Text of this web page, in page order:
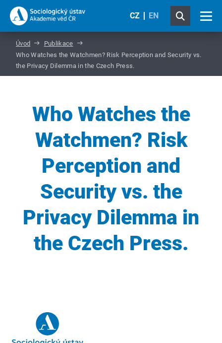
CZ EN
Úvod
Publikace
Who Watches the Watchmen? Risk Perception and Security vs.
the Privacy Dilemma in the Czech Press.
Who Watches the
Watchmen? Risk
Perception and
Security vs. the
Privacy Dilemma in
the Czech Press.